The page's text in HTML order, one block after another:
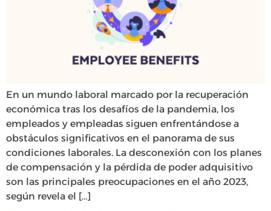
En un mundo laboral marcado por la recuperación
económica tras los desafíos de la pandemia, los
empleados y empleadas siguen enfrentándose a
obstáculos significativos en el panorama de sus
condiciones laborales. La desconexión con los planes
de compensación y la pérdida de poder adquisitivo
son las principales preocupaciones en el año 2023,
según revela el […]